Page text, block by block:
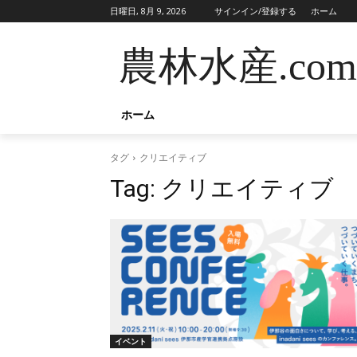
日曜日, 8月 9, 2026 サインイン/登録する ホーム
農林水産.com
ホーム
タグ クリエイティブ
Tag: クリエイティブ
イベント